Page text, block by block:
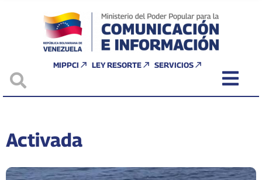
MIPPCI LEY RESORTE SERVICIOS
Activada